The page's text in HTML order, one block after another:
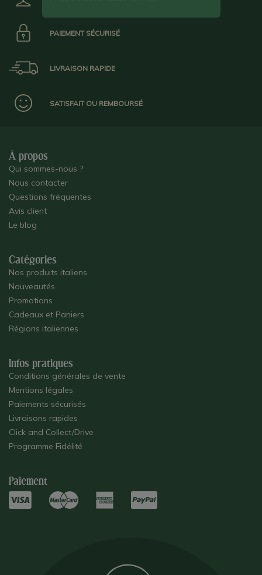
PAIEMENT SÉCURISÉ
LIVRAISON RAPIDE
SATISFAIT OU REMBOURSÉ
À propos
Qui sommes-nous ?
Nous contacter
Questions fréquentes
Avis client
Le blog
Catégories
Nos produits italiens
Nouveautés
Promotions
Cadeaux et Paniers
Régions italiennes
Infos pratiques
Conditions générales de vente
Mentions légales
Paiements sécurisés
Livraisons rapides
Click and Collect/Drive
Programme Fidélité
Paiement